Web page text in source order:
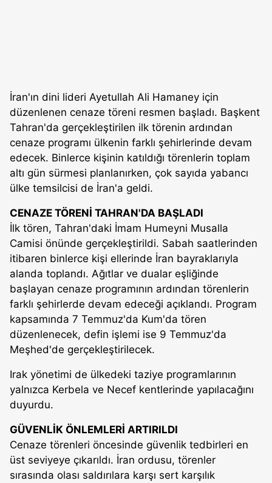
İran'ın dini lideri Ayetullah Ali Hamaney için
düzenlenen cenaze töreni resmen başladı. Başkent
Tahran'da gerçekleştirilen ilk törenin ardından
cenaze programı ülkenin farklı şehirlerinde devam
edecek. Binlerce kişinin katıldığı törenlerin toplam
altı gün sürmesi planlanırken, çok sayıda yabancı
ülke temsilcisi de İran'a geldi.
CENAZE TÖRENİ TAHRAN'DA BAŞLADI
İlk tören, Tahran'daki İmam Humeyni Musalla
Camisi önünde gerçekleştirildi. Sabah saatlerinden
itibaren binlerce kişi ellerinde İran bayraklarıyla
alanda toplandı. Ağıtlar ve dualar eşliğinde
başlayan cenaze programının ardından törenlerin
farklı şehirlerde devam edeceği açıklandı. Program
kapsamında 7 Temmuz'da Kum'da tören
düzenlenecek, defin işlemi ise 9 Temmuz'da
Meşhed'de gerçekleştirilecek.
Irak yönetimi de ülkedeki taziye programlarının
yalnızca Kerbela ve Necef kentlerinde yapılacağını
duyurdu.
GÜVENLİK ÖNLEMLERİ ARTIRILDI
Cenaze törenleri öncesinde güvenlik tedbirleri en
üst seviyeye çıkarıldı. İran ordusu, törenler
sırasında olası saldırılara karşı sert karşılık